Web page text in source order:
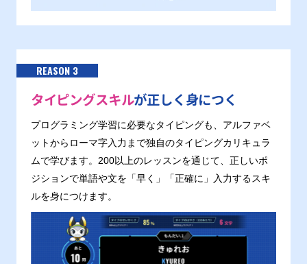
REASON 3
タイピングスキルが正しく身につく
プログラミング学習に必要なタイピングも、アルファベ
ットからローマ字入力まで独自のタイピングカリキュラ
ムで学びます。200以上のレッスンを通じて、正しいポ
ジションで単語や文を「早く」「正確に」入力するスキ
ルを身につけます。